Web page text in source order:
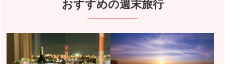
おすすめの週末旅行